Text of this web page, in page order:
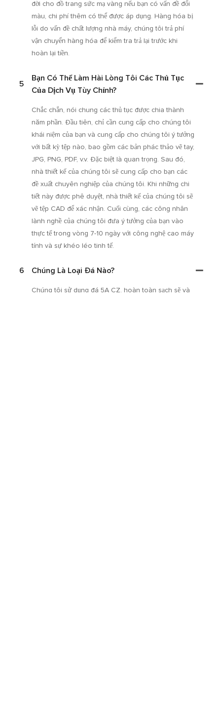
đời cho đồ trang sức mạ vàng nếu bạn có vấn đề đổi
màu, chi phí thêm có thể được áp dụng. Hàng hóa bị
lỗi do vấn đề chất lượng nhà máy, chúng tôi trả phí
vận chuyển hàng hóa để kiểm tra trả lại trước khi
hoàn lại tiền.
5
Bạn Có Thể Làm Hài Lòng Tôi Các Thủ Tục
Của Dịch Vụ Tùy Chỉnh?
Chắc chắn, nói chung các thủ tục được chia thành
năm phần. Đầu tiên, chỉ cần cung cấp cho chúng tôi
khái niệm của bạn và cung cấp cho chúng tôi ý tưởng
với bất kỳ tệp nào, bao gồm các bản phác thảo vẽ tay,
JPG, PNG, PDF, v.v. Đặc biệt là quan trọng. Sau đó,
nhà thiết kế của chúng tôi sẽ cung cấp cho bạn các
đề xuất chuyên nghiệp của chúng tôi. Khi những chi
tiết này được phê duyệt, nhà thiết kế của chúng tôi sẽ
vẽ tệp CAD để xác nhận. Cuối cùng, các công nhân
lành nghề của chúng tôi đưa ý tưởng của bạn vào
thực tế trong vòng 7-10 ngày với công nghệ cao máy
tính và sự khéo léo tinh tế.
6 Chúng Là Loại Đá Nào?
Chúng tôi sử dụng đá 5A CZ, hoàn toàn sạch sẽ và